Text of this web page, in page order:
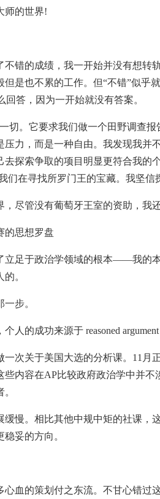
师的世界!
的成绩，我一开始并没有想转
是也不累的工作。但“不错”似乎
回答，因为一开始就没有答案。
。它要求我们做一个田野调查
压力，而是一种自由。我发现我并
去探索争取的项目明显更符合我的
们在寻找所罗门王的宝藏。我坚
管没有葡萄牙王室的资助，我还
思想罗盘
足于政治学领域的根本——我的本
。
步。
的成功来源于 reasoned argument
次关于美国大选的分析课。11月
些内容在AP比较政府政治学中并
。相比其他中规中矩的社课，
妥的方向。
的策划付之东流。不甘心错过